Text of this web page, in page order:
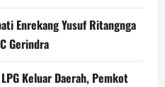
Enrekang Yusuf Ritangnga
Gerindra
Keluar Daerah, Pemkot